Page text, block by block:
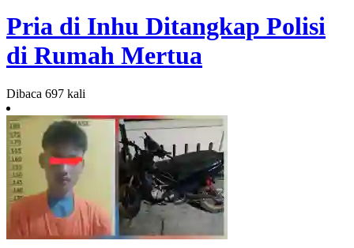
Pria di Inhu Ditangkap Polisi
di Rumah Mertua
Dibaca 697 kali